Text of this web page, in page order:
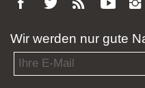
Wir werden nur gute
Email address